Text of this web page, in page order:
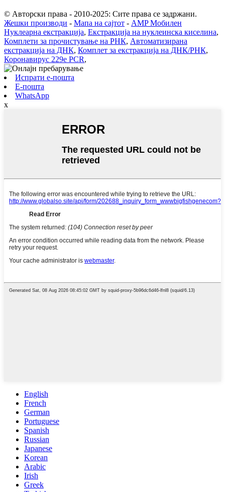
© Авторски права - 2010-2025: Сите права се задржани.
Жешки производи - Мапа на сајтот - AMP Мобилен
Нуклеарна екстракција, Екстракција на нуклеинска киселина,
Комплети за прочистување на РНК, Автоматизирана
екстракција на ДНК, Комплет за екстракција на ДНК/РНК,
Коронавирус 229e PCR,
Испрати е-пошта
Е-пошта
WhatsApp
x
English
French
German
Portuguese
Spanish
Russian
Japanese
Korean
Arabic
Irish
Greek